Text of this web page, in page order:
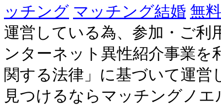
ッチング マッチング結婚 無
運営している為、参加・ご
ンターネット異性紹介事業
関する法律」に基づいて運
見つけるならマッチングノ